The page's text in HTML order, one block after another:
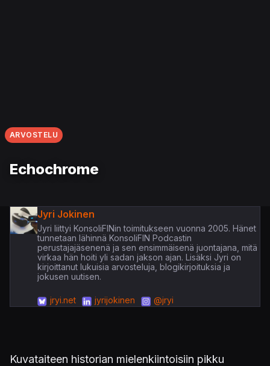
ARVOSTELU
Echochrome
Jyri Jokinen
Jyri liittyi KonsoliFINin toimitukseen vuonna 2005. Hänet
tunnetaan lähinnä KonsoliFIN Podcastin
perustajajäsenenä ja sen ensimmäisenä juontajana, mitä
virkaa hän hoiti yli sadan jakson ajan. Lisäksi Jyri on
kirjoittanut lukuisia arvosteluja, blogikirjoituksia ja
jokusen uutisen.
jryi.net jyrijokinen @jryi
Kuvataiteen historian mielenkiintoisiin pikku